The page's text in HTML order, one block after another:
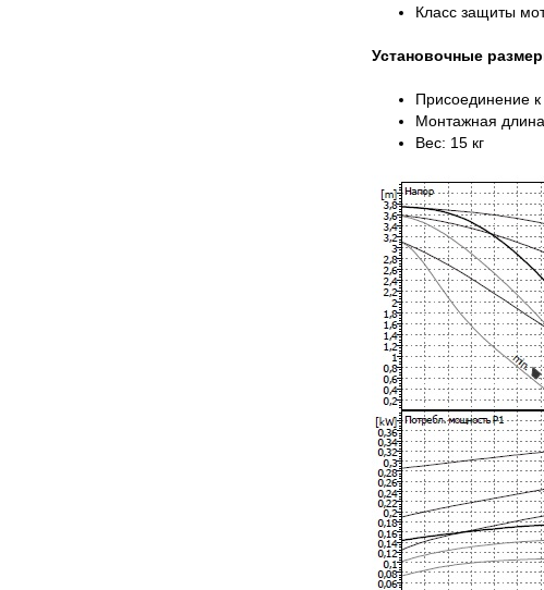
Класс защиты
Установочные
Присоединение
Монтажная длина
Вес: 15 кг